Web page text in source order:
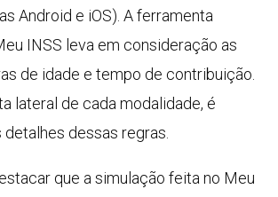
Android e iOS). A ferramenta
INSS leva em consideração as
de idade e tempo de contribuição.
lateral de cada modalidade, é
dessas regras.
que a simulação feita no Meu